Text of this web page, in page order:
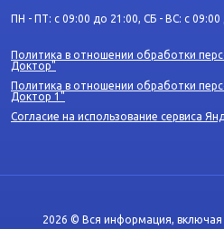
ПН - ПТ: с 09:00 до 21:00, СБ - ВС: с 09:00
Политика в отношении обработки
Доктор"
Политика в отношении обработки
Доктор 1"
Согласие на использование сервиса
2026 © Вся информация,